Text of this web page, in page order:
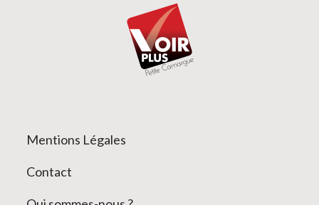
Mentions Légales
Contact